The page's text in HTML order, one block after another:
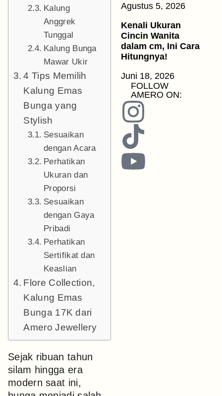
Kalung
Anggrek
Tunggal
Kalung Bunga
Mawar Ukir
4 Tips Memilih
Kalung Emas
Bunga yang
Stylish
Sesuaikan
dengan Acara
Perhatikan
Ukuran dan
Proporsi
Sesuaikan
dengan Gaya
Pribadi
Perhatikan
Sertifikat dan
Keaslian
Flore Collection,
Kalung Emas
Bunga 17K dari
Amero Jewellery
Sejak ribuan tahun
silam hingga era
modern saat ini,
Agustus 5, 2026
Kenali Ukuran
Cincin Wanita
dalam cm, Ini Cara
Hitungnya!
Juni 18, 2026
FOLLOW
AMERO ON: